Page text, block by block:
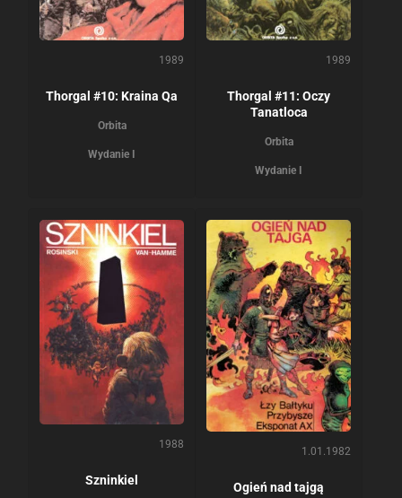
1989
Thorgal #10: Kraina Qa
Orbita
Wydanie I
1989
Thorgal #11: Oczy
Tanatloca
Orbita
Wydanie I
1988
Szninkiel
1.01.1982
Ogień nad tajgą